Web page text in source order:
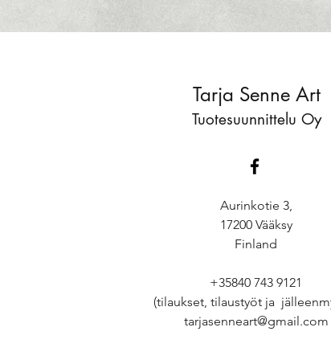
Tarja Senne Art
Tuotesuunnittelu Oy
Aurinkotie 3,
17200 Vääksy
Finland
+35840 743 9121
(tilaukset, tilaustyöt ja
tarjasenneart@gmail.com